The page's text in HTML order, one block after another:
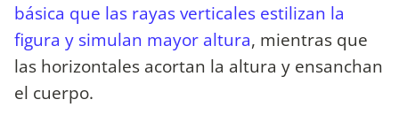
básica que las rayas verticales estilizan la
figura y simulan mayor altura, mientras que
las horizontales acortan la altura y ensanchan
el cuerpo.